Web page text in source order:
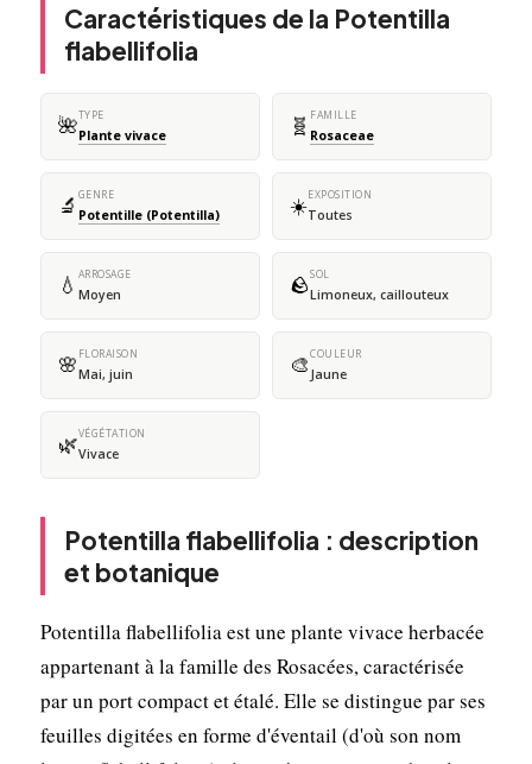
Caractéristiques de la Potentilla
flabellifolia
🌺TYPE
Plante vivace 🧬 FAMILLE
Rosaceae
🔬 GENRE
Potentille (Potentilla) ☀️EXPOSITION
Toutes
💧 ARROSAGE
Moyen 🪨SOL
Limoneux, caillouteux
🌸 FLORAISON
Mai, juin 🎨COULEUR
Jaune
🌿VÉGÉTATION
Vivace
Potentilla flabellifolia : description
et botanique
Potentilla flabellifolia est une plante vivace herbacée
appartenant à la famille des Rosacées, caractérisée
par un port compact et étalé. Elle se distingue par ses
feuilles digitées en forme d'éventail (d'où son nom